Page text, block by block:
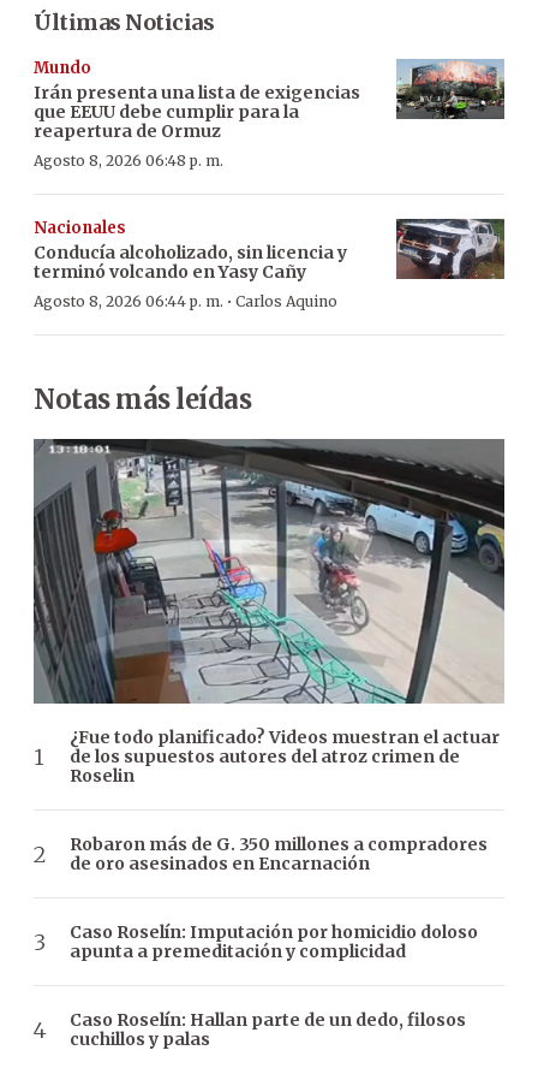
Últimas Noticias
Mundo
Irán presenta una lista de exigencias
que EEUU debe cumplir para la
reapertura de Ormuz
Agosto 8, 2026 06:48 p. m.
Nacionales
Conducía alcoholizado, sin licencia y
terminó volcando en Yasy Cañy
Agosto 8, 2026 06:44 p. m. · Carlos Aquino
Notas más leídas
¿Fue todo planificado? Videos muestran el actuar
de los supuestos autores del atroz crimen de
Roselin
Robaron más de G. 350 millones a compradores
de oro asesinados en Encarnación
Caso Roselín: Imputación por homicidio doloso
apunta a premeditación y complicidad
Caso Roselín: Hallan parte de un dedo, filosos
cuchillos y palas